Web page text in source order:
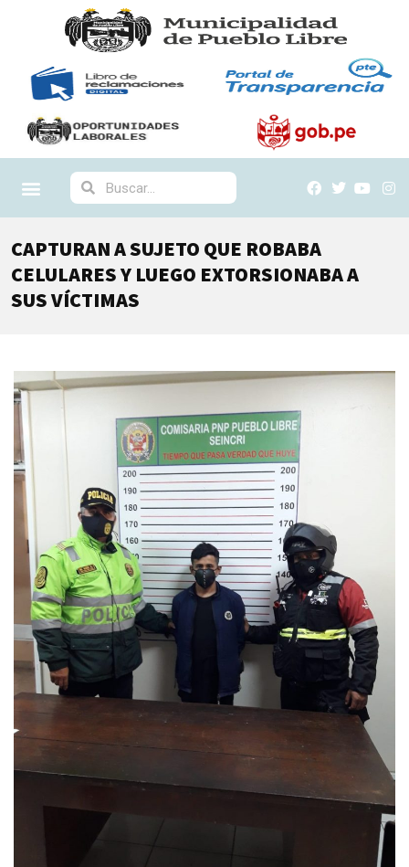
CAPTURAN A SUJETO QUE ROBABA
CELULARES Y LUEGO EXTORSIONABA A
SUS VÍCTIMAS